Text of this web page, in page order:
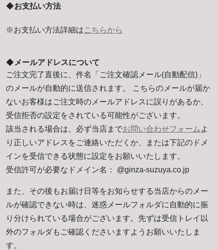
◆お支払い方法
※お支払い方法詳細はこちらから
◆メールアドレスについて
ご注文完了直後に、件名「ご注文確認メール(自動配信)」
のメールが自動的に送信されます。 こちらのメールが届か
ないお客様はご注文時のメールアドレスに誤りがあるか、
受信拒否の設定をされている可能性がございます。
該当される場合は、必ず当店までお問い合わせフォーム よ
り正しいアドレスをご連絡いただくか、または下記のドメ
インを受信できる状態に設定をお願いいたします。
受信許可が必要なドメイン名： @ginza-suzuya.co.jp
また、その後もお届け日等をお知らせする当店からのメー
ルが確認できない時は、迷惑メールフォルダに自動的に振
り分けられている場合がございます。先ずは受信トレイ以
外のフォルダもご確認くださいますようお願いいたしま
す。